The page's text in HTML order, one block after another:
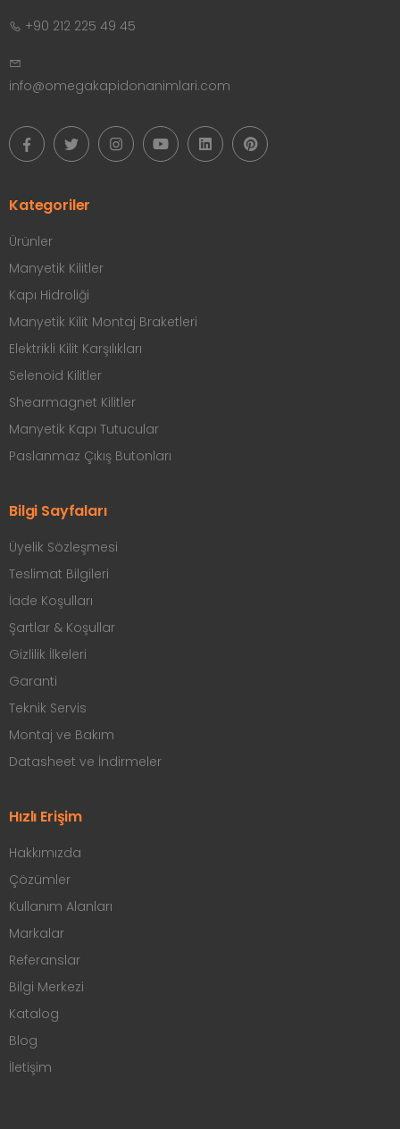
+90 212 225 49 45
info@omegakapidonanimlari.com
Kategoriler
Ürünler
Manyetik Kilitler
Kapı Hidroliği
Manyetik Kilit Montaj Braketleri
Elektrikli Kilit Karşılıkları
Selenoid Kilitler
Shearmagnet Kilitler
Manyetik Kapı Tutucular
Paslanmaz Çıkış Butonları
Bilgi Sayfaları
Üyelik Sözleşmesi
Teslimat Bilgileri
İade Koşulları
Şartlar & Koşullar
Gizlilik İlkeleri
Garanti
Teknik Servis
Montaj ve Bakım
Datasheet ve İndirmeler
Hızlı Erişim
Hakkımızda
Çözümler
Kullanım Alanları
Markalar
Referanslar
Bilgi Merkezi
Katalog
Blog
İletişim